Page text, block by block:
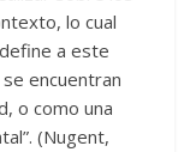
lo cual
a este
encuentran
o como una
(Nugent,